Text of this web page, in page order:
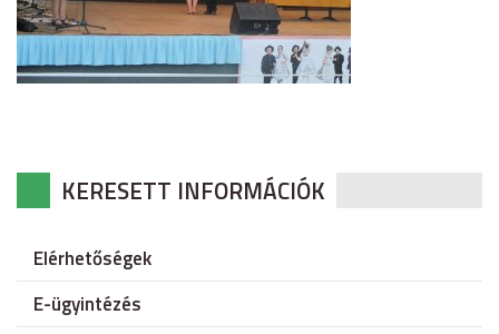
KERESETT INFORMÁCIÓK
Elérhetőségek
E-ügyintézés